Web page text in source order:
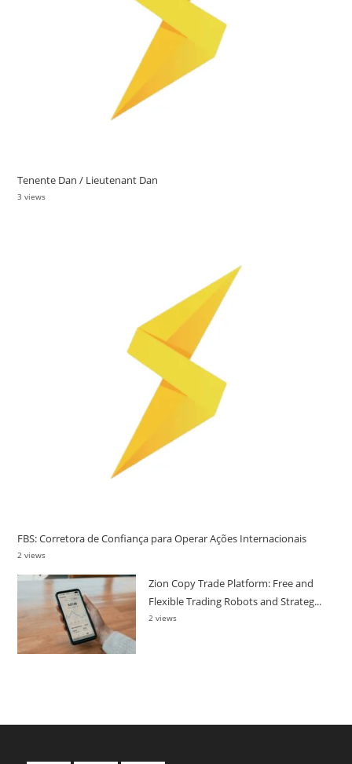
Tenente Dan / Lieutenant Dan
3 views
FBS: Corretora de Confiança para Operar Ações Internacionais
2 views
Zion Copy Trade Platform: Free and
Flexible Trading Robots and Strateg...
2 views